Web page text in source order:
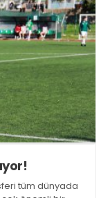
tüm dünyada